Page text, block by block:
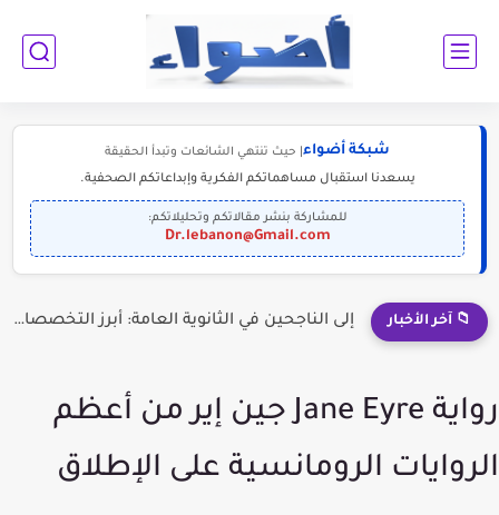
شبكة أضواء | حيث تنتهي الشائعات وتبدأ الحقيقة
يسعدنا استقبال مساهماتكم الفكرية وإبداعاتكم الصحفية.
للمشاركة بنشر مقالاتكم وتحليلاتكم:
Dr.lebanon@Gmail.com
📁 آخر الأخبار إلى الناجحين في الثانوية العامة: أبرز التخصصات المطلوبة للمستقبل (2030-2050)
رواية Jane Eyre جين إير من أعظم
الروايات الرومانسية على الإطلاق